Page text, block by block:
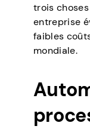
trois
entreprise
faibles
mondiale.